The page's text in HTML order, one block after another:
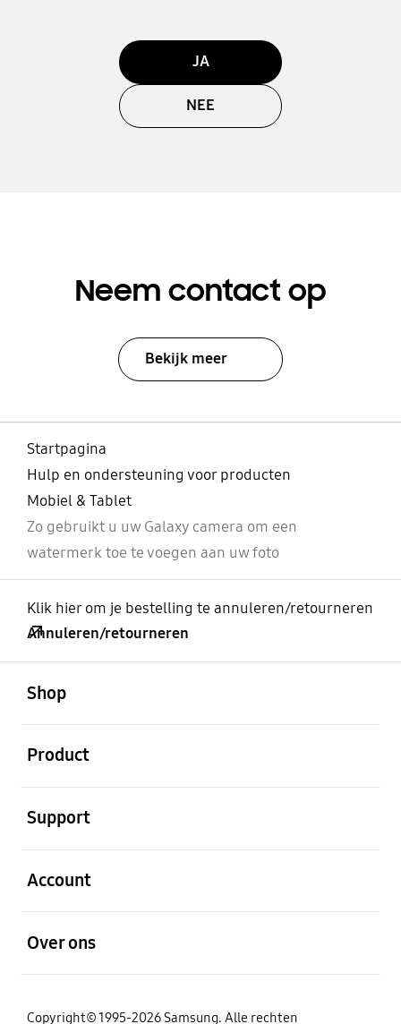
JA
NEE
Neem contact op
Bekijk meer
Startpagina
Hulp en ondersteuning voor producten
Mobiel & Tablet
Zo gebruikt u uw Galaxy camera om een
watermerk toe te voegen aan uw foto
Klik hier om je bestelling te annuleren/retourneren
Annuleren/retourneren
Shop
Product
Support
Account
Over ons
Copyright© 1995-2026 Samsung. Alle rechten